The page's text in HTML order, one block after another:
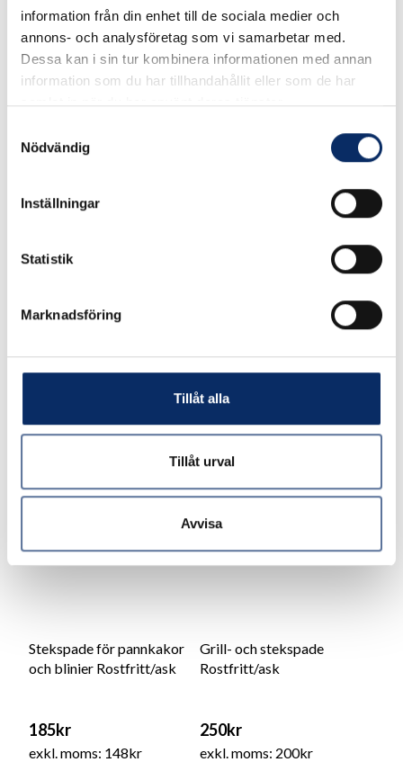
information från din enhet till de sociala medier och
annons- och analysföretag som vi samarbetar med.
Dessa kan i sin tur kombinera informationen med annan
information som du har tillhandahållit eller som de har
samlat in när du har använt deras tjänster.
Nödvändig
Inställningar
Statistik
Marknadsföring
Tillåt alla
Tillåt urval
Avvisa
Stekspade Original
Stekspade för pannkakor
och blinier Rostfritt/ask
185kr
exkl. moms: 148kr
Grill- och stekspade
Rostfritt/ask
250kr
exkl. moms: 200kr